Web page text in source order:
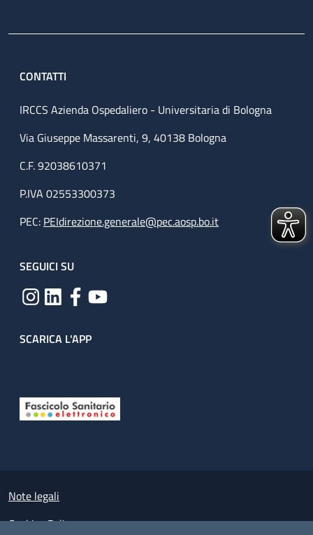
CONTATTI
IRCCS Azienda Ospedaliero - Universitaria di Bologna
Via Giuseppe Massarenti, 9, 40138 Bologna
C.F. 92038610371
P.IVA 02553300373
PEC: PEIdirezione.generale@pec.aosp.bo.it
SEGUICI SU
SCARICA L'APP
Small prints
Note legali
Cookies Policy